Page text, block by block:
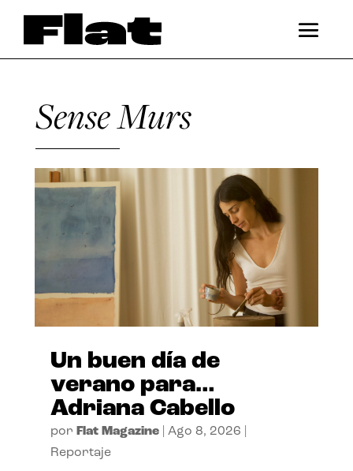
Sense Murs
Un buen día de
verano para…
Adriana Cabello
por Flat Magazine| Ago 8, 2026
Reportaje